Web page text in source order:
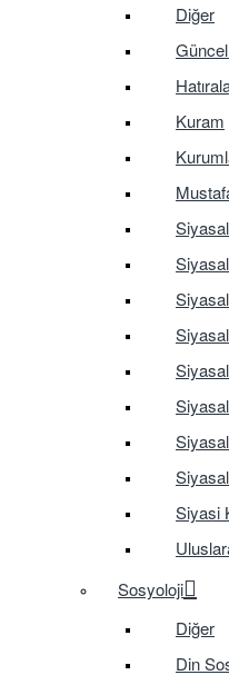
Diğer
Kuram
Siyasi
Sosyoloji
Diğer
Din